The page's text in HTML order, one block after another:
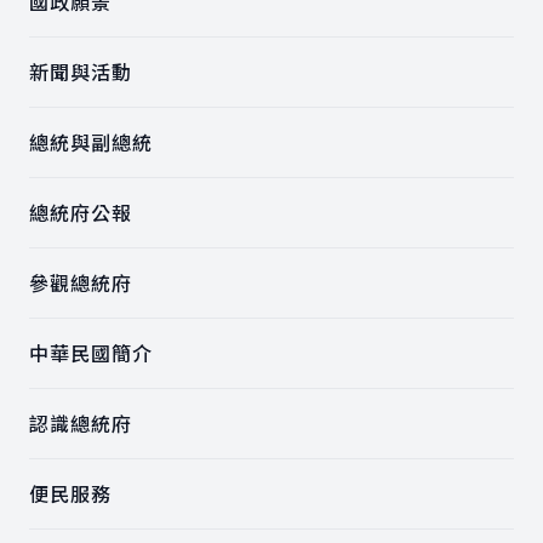
新聞與活動
總統與副總統
總統府公報
參觀總統府
中華民國簡介
認識總統府
便民服務